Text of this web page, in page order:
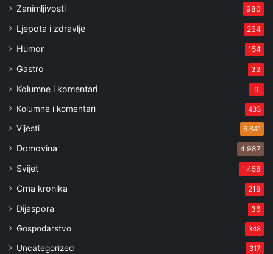
Zanimljivosti 980
Ljepota i zdravlje 264
Humor 154
Gastro 33
Kolumne i komentari 9
Kolumne i komentari 433
Vijesti 6.841
Domovina 4.987
Svijet 1.458
Crna kronika 218
Dijaspora 36
Gospodarstvo 348
Uncategorized 317